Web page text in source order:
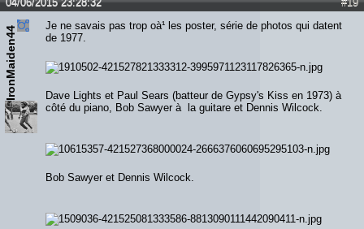
IronMaiden44
Je ne savais pas trop oà¹ les poster, série de photos qui datent
de 1977.
Dave Lights et Paul Sears (batteur de Gypsy's Kiss en 1973) à
côté du piano, Bob Sawyer à la guitare et Dennis Wilcock.
Bob Sawyer et Dennis Wilcock.